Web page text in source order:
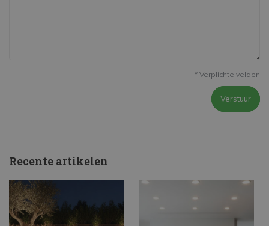
* Verplichte velden
Verstuur
Recente artikelen